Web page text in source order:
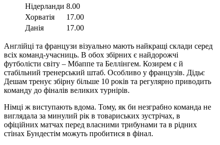
Нідерланди 8.00
Хорватія
17.00
Данія
17.00
Англійці та французи візуально мають найкращі склади серед
всіх команд-учасниць. В обох збірних є найдорожчі
футболісти світу – Мбаппе та Беллінгем. Козирем є й
стабільний тренерський штаб. Особливо у французів. Дідьє
Дешам тренує збірну більше 10 років та регулярно приводить
команду до фіналів великих турнірів.
Німці ж виступають вдома. Тому, як би незграбно команда не
виглядала за минулий рік в товариських зустрічах, в
офіційних матчах перед власними трибунами та в рідних
стінах Бундестім можуть пробитися в фінал.